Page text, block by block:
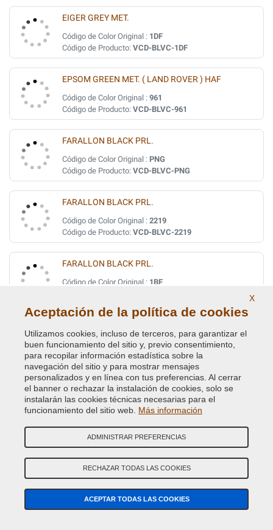
EIGER GREY MET.
Código de Color Original : 1DF
Código de Producto: VCD-BLVC-1DF
EPSOM GREEN MET. ( LAND ROVER ) HAF
Código de Color Original : 961
Código de Producto: VCD-BLVC-961
FARALLON BLACK PRL.
Código de Color Original : PNG
Código de Producto: VCD-BLVC-PNG
FARALLON BLACK PRL.
Código de Color Original : 2219
Código de Producto: VCD-BLVC-2219
FARALLON BLACK PRL.
Código de Color Original : 1BF
Código de Color Original :1AF
Código de Producto:VCD-BLVC-1AF
FIRENZE RED MET.
Código de Color Original :868
VCD-BLVC-868
GALWAY GREEN MET. (L.R.)
Código de Color Original : 821
Código de Producto:VCD-BLVC-821
GIVERNEY GREEN MET.
X
Aceptación de la política de cookies
Utilizamos cookies, incluso de terceros, para garantizar el
buen funcionamiento del sitio y, previo consentimiento,
para recopilar información estadística sobre la
navegación del sitio y para mostrar mensajes
personalizados y en línea con tus preferencias. Al cerrar
el banner o rechazar la instalación de cookies, solo se
instalarán las cookies técnicas necesarias para el
funcionamiento del sitio web. Más información
ADMINISTRAR PREFERENCIAS
RECHAZAR TODAS LAS COOKIES
ACEPTAR TODAS LAS COOKIES